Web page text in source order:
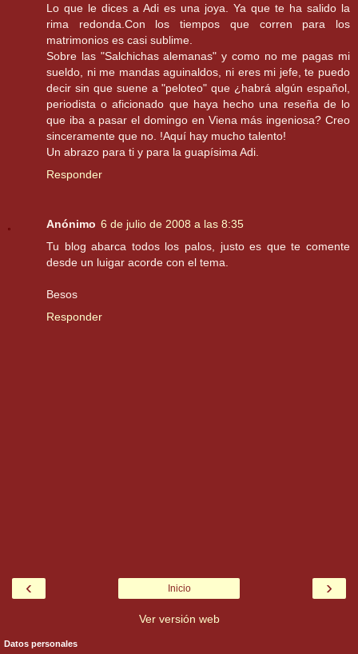
Lo que le dices a Adi es una joya. Ya que te ha salido la
rima redonda.Con los tiempos que corren para los
matrimonios es casi sublime.
Sobre las "Salchichas alemanas" y como no me pagas mi
sueldo, ni me mandas aguinaldos, ni eres mi jefe, te puedo
decir sin que suene a "peloteo" que ¿habrá algún español,
periodista o aficionado que haya hecho una reseña de lo
que iba a pasar el domingo en Viena más ingeniosa? Creo
sinceramente que no. !Aquí hay mucho talento!
Un abrazo para ti y para la guapísima Adi.
Responder
Anónimo 6 de julio de 2008 a las 8:35
Tu blog abarca todos los palos, justo es que te comente
desde un luigar acorde con el tema.
Besos
Responder
‹ ›
Inicio
Ver versión web
Datos personales